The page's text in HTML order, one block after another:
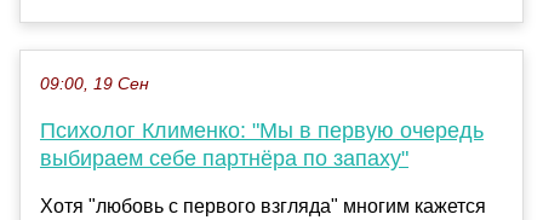
09:00, 19 Сен
Психолог Клименко: "Мы в первую очередь
выбираем себе партнёра по запаху"
Хотя "любовь с первого взгляда" многим кажется